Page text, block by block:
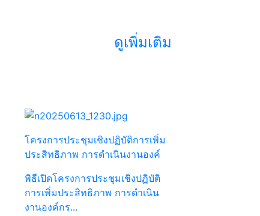
ดูเพิ่มเติม
โครงการประชุมเชิงปฏิบัติการเพิ่ม
ประสิทธิภาพ การดำเนินงานองค์
พิธีเปิดโครงการประชุมเชิงปฏิบัติ
การเพิ่มประสิทธิภาพ การดำเนิน
งานองค์กร...